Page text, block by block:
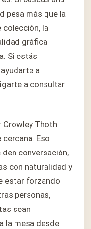
pesa más que la
colección, la
gráfica
Si estás
a
a consultar
Crowley Thoth
Eso
conversación,
con naturalidad y
estar forzando
personas,
sean
la mesa desde